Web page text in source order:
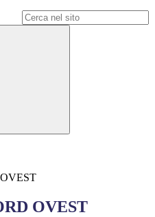
OVEST